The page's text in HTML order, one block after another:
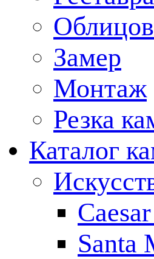
Замер
Монтаж
Резка
Каталог
Santa